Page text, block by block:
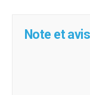
Note et avis